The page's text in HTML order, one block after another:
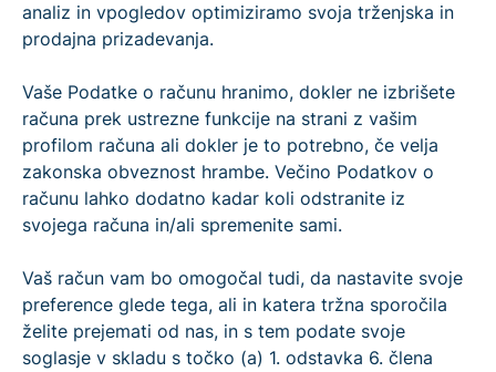
analiz in vpogledov optimiziramo svoja trženjska in
prodajna prizadevanja.
Vaše Podatke o računu hranimo, dokler ne izbrišete
računa prek ustrezne funkcije na strani z vašim
profilom računa ali dokler je to potrebno, če velja
zakonska obveznost hrambe. Večino Podatkov o
računu lahko dodatno kadar koli odstranite iz
svojega računa in/ali spremenite sami.
Vaš račun vam bo omogočal tudi, da nastavite svoje
preference glede tega, ali in katera tržna sporočila
želite prejemati od nas, in s tem podate svoje
soglasje v skladu s točko (a) 1. odstavka 6. člena